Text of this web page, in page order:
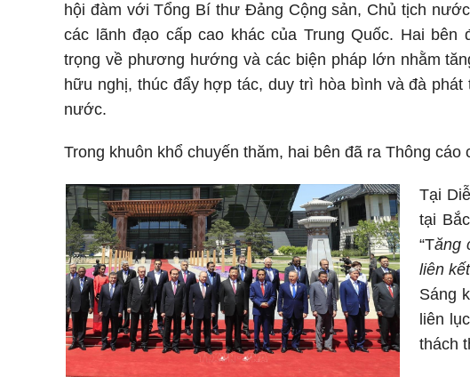
hội đàm với Tổng Bí thư Đảng Cộng sản, Chủ tịch
các lãnh đạo cấp cao khác của Trung Quốc. Hai
trọng về phương hướng và các biện pháp lớn nhằm
hữu nghị, thúc đẩy hợp tác, duy trì hòa bình và đà
nước.
Trong khuôn khổ chuyến thăm, hai bên đã ra Thông
Tại
tại
“Tăng
liên
Sáng
liên
thách